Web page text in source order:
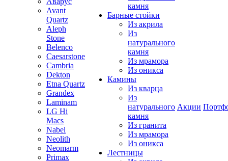
Avant
Quartz
Aleph
Stone
Belenco
Caesarstone
Cambria
Dekton
Etna Quartz
Grandex
Laminam
LG Hi
Macs
Nabel
Neolith
Neomarm
Primax
камня
Барные стойки
Из акрила
Из
натурального
камня
Из мрамора
Из оникса
Камины
Из кварца
Из
натурального
камня
Из гранита
Из мрамора
Из оникса
Лестницы
Акции